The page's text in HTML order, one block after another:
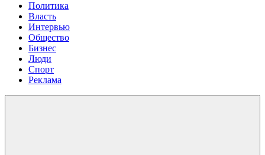
Политика
Власть
Интервью
Общество
Бизнес
Люди
Спорт
Реклама